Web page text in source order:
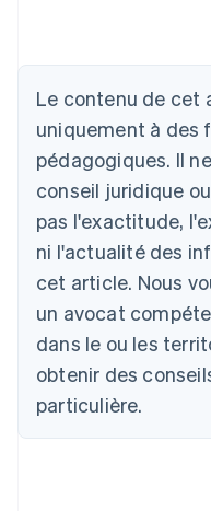
Le contenu de cet
uniquement à des
pédagogiques. Il
conseil juridique
pas l'exactitude,
ni l'actualité des
cet article. Nous
un avocat
dans le ou les
obtenir des
particulière.
Allemagne
Australie
English
Autriche
DeutschEnglish
Belgique
NederlandsFrançais
Português English
Bulgarie
English
Canada
EnglishFrançais